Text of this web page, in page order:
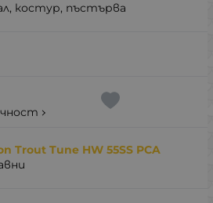
костур, пъстърва
Trout Tune HW 55SS PCA